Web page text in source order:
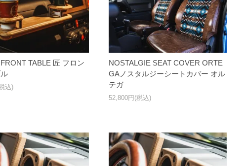
TABLE 匠 フロン
込)
NOSTALGIE SEAT COVER ORTE
GAノスタルジーシートカバー オル
テガ
52,800円(税込)